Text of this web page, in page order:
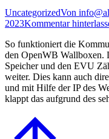
UncategorizedVon
2023Kommentar
So funktioniert die
den OpenWB Wallboxen.
Speicher und den EVU
weiter. Dies kann auch
und mit Hilfe der IP des
klappt das aufgrund des